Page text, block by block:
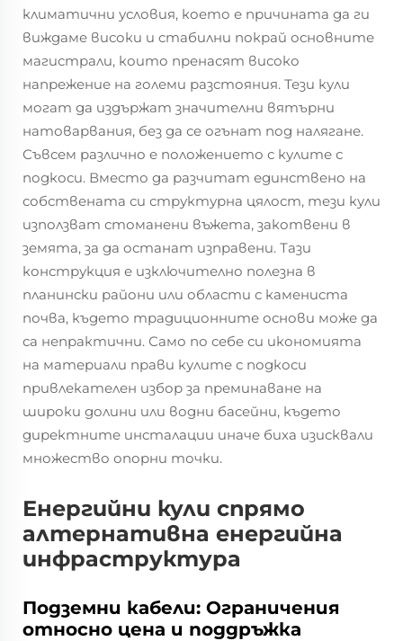
климатични условия, което е причината да ги
виждаме високи и стабилни покрай основните
магистрали, които пренасят високо
напрежение на големи разстояния. Тези кули
могат да издържат значителни вятърни
натоварвания, без да се огънат под налягане.
Съвсем различно е положението с кулите с
подкоси. Вместо да разчитат единствено на
собствената си структурна цялост, тези кули
използват стоманени въжета, закотвени в
земята, за да останат изправени. Тази
конструкция е изключително полезна в
планински райони или области с камениста
почва, където традиционните основи може да
са непрактични. Само по себе си икономията
на материали прави кулите с подкоси
привлекателен избор за преминаване на
широки долини или водни басейни, където
директните инсталации иначе биха изисквали
множество опорни точки.
Енергийни кули спрямо
алтернативна енергийна
инфраструктура
Подземни кабели: Ограничения
относно цена и поддръжка